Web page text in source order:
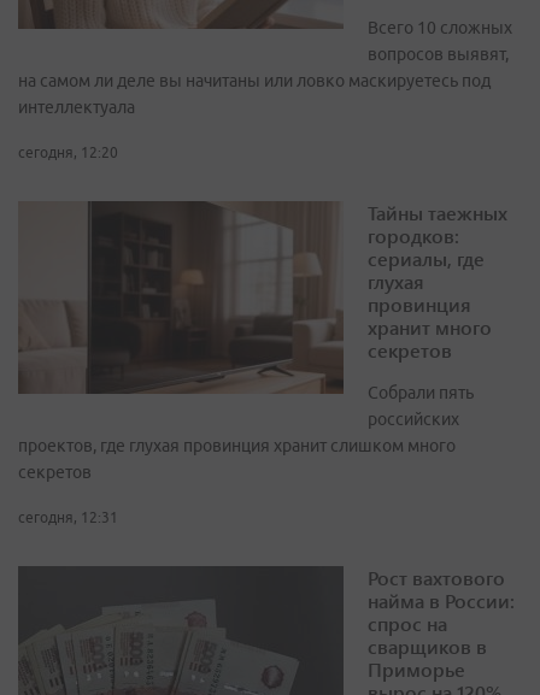
Всего 10 сложных
вопросов выявят,
на самом ли деле вы начитаны или ловко маскируетесь под
интеллектуала
сегодня, 12:20
Тайны таежных
городков:
сериалы, где
глухая
провинция
хранит много
секретов
Собрали пять
российских
проектов, где глухая провинция хранит слишком много
секретов
сегодня, 12:31
Рост вахтового
найма в России:
спрос на
сварщиков в
Приморье